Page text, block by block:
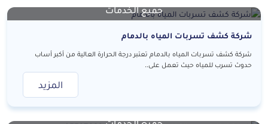
جميع الخدمات
شركة كشف تسربات المياه بالدمام
شركة كشف تسربات المياه بالدمام تعتبر درجة الحرارة العالية من أكبر أساب
حدوث تسرب للمياه حيث تعمل على..
المزيد